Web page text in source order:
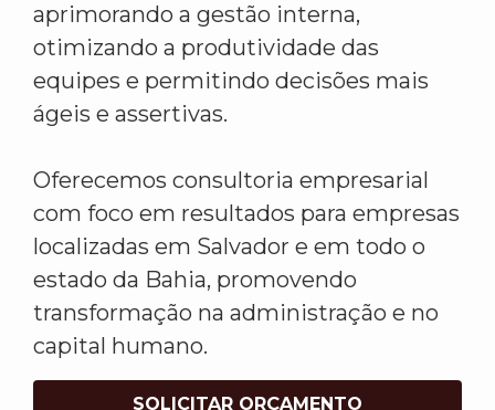
aprimorando a gestão interna,
otimizando a produtividade das
equipes e permitindo decisões mais
ágeis e assertivas.
Oferecemos consultoria empresarial
com foco em resultados para empresas
localizadas em Salvador e em todo o
estado da Bahia, promovendo
transformação na administração e no
capital humano.
SOLICITAR ORÇAMENTO